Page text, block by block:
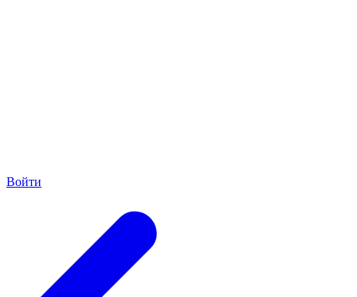
Войти